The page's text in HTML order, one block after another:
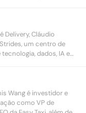
Delivery, Cláudio
um centro de
dados, IA e
Wang é investidor e
como VP de